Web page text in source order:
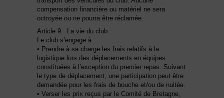
compensation financière ou matériel ne sera
octroyée ou ne pourra être réclamée.
Article 9 : La vie du club
Le club s’engage à :
• Prendre à sa charge les frais relatifs à la
logistique lors des déplacements en équipes
constituées à l’exception du premier repas. Suivant
le type de déplacement, une participation peut être
demandée pour les frais de bouche et/ou de nuitée.
• Verser les prix reçus par le Comité de Bretagne,